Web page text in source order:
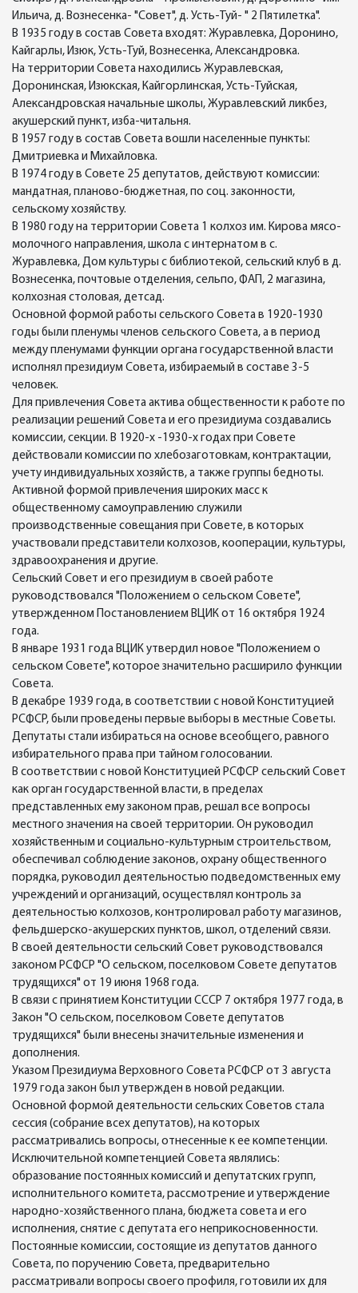
Ильича, д. Вознесенка- "Совет", д. Усть-Туй- " 2 Пятилетка".
В 1935 году в состав Совета входят: Журавлевка, Доронино,
Кайгарлы, Изюк, Усть-Туй, Вознесенка, Александровка.
На территории Совета находились Журавлевская,
Доронинская, Изюкская, Кайгорлинская, Усть-Туйская,
Александровская начальные школы, Журавлевский ликбез,
акушерский пункт, изба-читальня.
В 1957 году в состав Совета вошли населенные пункты:
Дмитриевка и Михайловка.
В 1974 году в Совете 25 депутатов, действуют комиссии:
мандатная, планово-бюджетная, по соц. законности,
сельскому хозяйству.
В 1980 году на территории Совета 1 колхоз им. Кирова мясо-
молочного направления, школа с интернатом в с.
Журавлевка, Дом культуры с библиотекой, сельский клуб в д.
Вознесенка, почтовые отделения, сельпо, ФАП, 2 магазина,
колхозная столовая, детсад.
Основной формой работы сельского Совета в 1920-1930
годы были пленумы членов сельского Совета, а в период
между пленумами функции органа государственной власти
исполнял президиум Совета, избираемый в составе 3-5
человек.
Для привлечения Совета актива общественности к работе по
реализации решений Совета и его президиума создавались
комиссии, секции. В 1920-х -1930-х годах при Совете
действовали комиссии по хлебозаготовкам, контрактации,
учету индивидуальных хозяйств, а также группы бедноты.
Активной формой привлечения широких масс к
общественному самоуправлению служили
производственные совещания при Совете, в которых
участвовали представители колхозов, кооперации, культуры,
здравоохранения и другие.
Сельский Совет и его президиум в своей работе
руководствовался "Положением о сельском Совете",
утвержденном Постановлением ВЦИК от 16 октября 1924
года.
В январе 1931 года ВЦИК утвердил новое "Положением о
сельском Совете", которое значительно расширило функции
Совета.
В декабре 1939 года, в соответствии с новой Конституцией
РСФСР, были проведены первые выборы в местные Советы.
Депутаты стали избираться на основе всеобщего, равного
избирательного права при тайном голосовании.
В соответствии с новой Конституцией РСФСР сельский Совет
как орган государственной власти, в пределах
представленных ему законом прав, решал все вопросы
местного значения на своей территории. Он руководил
хозяйственным и социально-культурным строительством,
обеспечивал соблюдение законов, охрану общественного
порядка, руководил деятельностью подведомственных ему
учреждений и организаций, осуществлял контроль за
деятельностью колхозов, контролировал работу магазинов,
фельдшерско-акушерских пунктов, школ, отделений связи.
В своей деятельности сельский Совет руководствовался
законом РСФСР "О сельском, поселковом Совете депутатов
трудящихся" от 19 июня 1968 года.
В связи с принятием Конституции СССР 7 октября 1977 года, в
Закон "О сельском, поселковом Совете депутатов
трудящихся" были внесены значительные изменения и
дополнения.
Указом Президиума Верховного Совета РСФСР от 3 августа
1979 года закон был утвержден в новой редакции.
Основной формой деятельности сельских Советов стала
сессия (собрание всех депутатов), на которых
рассматривались вопросы, отнесенные к ее компетенции.
Исключительной компетенцией Совета являлись:
образование постоянных комиссий и депутатских групп,
исполнительного комитета, рассмотрение и утверждение
народно-хозяйственного плана, бюджета совета и его
исполнения, снятие с депутата его неприкосновенности.
Постоянные комиссии, состоящие из депутатов данного
Совета, по поручению Совета, предварительно
рассматривали вопросы своего профиля, готовили их для